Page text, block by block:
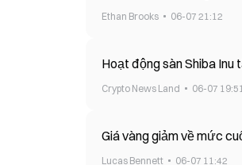
Ethan Brooks 06-07 21:12
Hoạt động sàn Shiba Inu
Crypto News Land 06-07
Giá vàng giảm về mức
Lucas Bennett 06-07 11:42